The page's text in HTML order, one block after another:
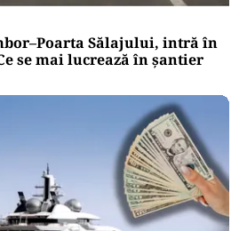
Sălajului, intră în
se mai lucrează în șantier